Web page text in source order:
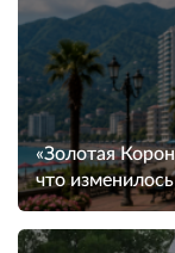
«Золотая
что